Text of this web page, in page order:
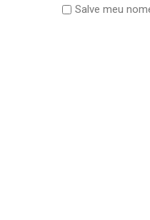
Salve meu